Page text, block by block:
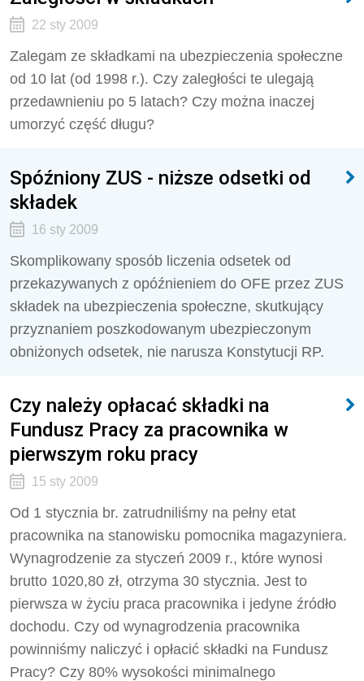
22 sty 2009
Zalegam ze składkami na ubezpieczenia społeczne
od 10 lat (od 1998 r.). Czy zaległości te ulegają
przedawnieniu po 5 latach? Czy można inaczej
umorzyć część długu?
Spóźniony ZUS - niższe odsetki od
składek
16 sty 2009
Skomplikowany sposób liczenia odsetek od
przekazywanych z opóźnieniem do OFE przez ZUS
składek na ubezpieczenia społeczne, skutkujący
przyznaniem poszkodowanym ubezpieczonym
obniżonych odsetek, nie narusza Konstytucji RP.
Czy należy opłacać składki na
Fundusz Pracy za pracownika w
pierwszym roku pracy
15 sty 2009
Od 1 stycznia br. zatrudniliśmy na pełny etat
pracownika na stanowisku pomocnika magazyniera.
Wynagrodzenie za styczeń 2009 r., które wynosi
brutto 1020,80 zł, otrzyma 30 stycznia. Jest to
pierwsza w życiu praca pracownika i jedyne źródło
dochodu. Czy od wynagrodzenia pracownika
powinniśmy naliczyć i opłacić składki na Fundusz
Pracy? Czy 80% wysokości minimalnego